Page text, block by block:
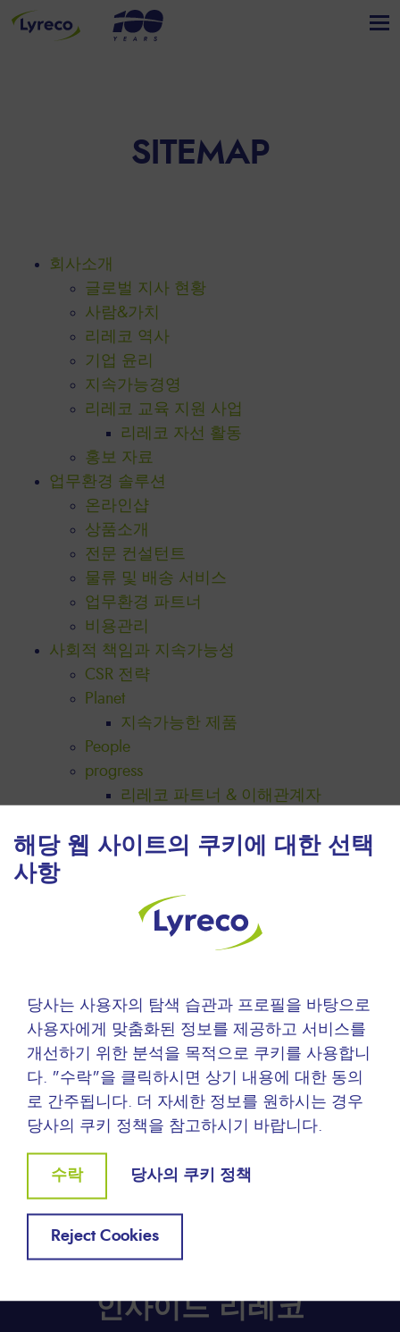
해당 웹 사이트의 쿠키에 대한 선택
사항
당사는 사용자의 탐색 습관과 프로필을 바탕으로
사용자에게 맞춤화된 정보를 제공하고 서비스를
개선하기 위한 분석을 목적으로 쿠키를 사용합니
다. "수락"을 클릭하시면 상기 내용에 대한 동의
로 간주됩니다. 더 자세한 정보를 원하시는 경우
당사의 쿠키 정책을 참고하시기 바랍니다.
수락
Withdraw
당사의 쿠키 정책
Reject Cookies
SITEMAP
회사소개
글로벌 지사 현황
사람&가치
리레코 역사
기업 윤리
지속가능경영
리레코 교육 지원 사업
리레코 자선 활동
홍보 자료
업무환경 솔루션
온라인샵
상품소개
전문 컨설턴트
물류 및 배송 서비스
업무환경 파트너
비용관리
사회적 책임과 지속가능성
CSR 전략
Planet
지속가능한 제품
People
progress
리레코 파트너 & 이해관계자
지원하기
글로벌 기업에 합류하세요
안전
산업안전용품
인사이드 리레코